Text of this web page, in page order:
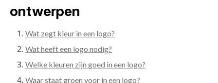
ontwerpen
Wat zegt kleur in een logo?
Wat heeft een logo nodig?
Welke kleuren zijn goed in een logo?
Waar staat groen voor in een logo?